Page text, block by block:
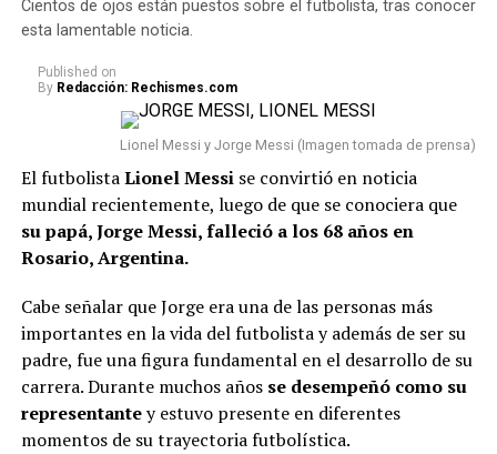
Cientos de ojos están puestos sobre el futbolista, tras conocer
esta lamentable noticia.
Published on
By Redacción: Rechismes.com
Lionel Messi y Jorge Messi (Imagen tomada de prensa)
El futbolistaLionel Messise convirtió en noticia
mundial recientemente, luego de que se conociera que
su papá, Jorge Messi, falleció a los 68 años en
Rosario, Argentina.
Cabe señalar que Jorge era una de las personas más
importantes en la vida del futbolista y además de ser su
padre, fue una figura fundamental en el desarrollo de su
carrera. Durante muchos añosse desempeñó como su
representantey estuvo presente en diferentes
momentos de su trayectoria futbolística.